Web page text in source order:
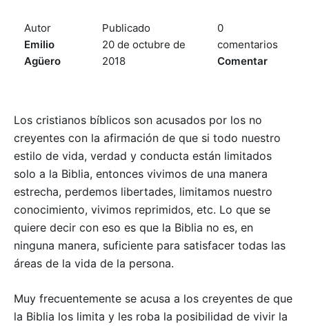
Autor
Emilio
Agüero
Publicado
20 de octubre de
2018
0
comentarios
Comentar
Los cristianos bíblicos son acusados por los no
creyentes con la afirmación de que si todo nuestro
estilo de vida, verdad y conducta están limitados
solo a la Biblia, entonces vivimos de una manera
estrecha, perdemos libertades, limitamos nuestro
conocimiento, vivimos reprimidos, etc. Lo que se
quiere decir con eso es que la Biblia no es, en
ninguna manera, suficiente para satisfacer todas las
áreas de la vida de la persona.
Muy frecuentemente se acusa a los creyentes de que
la Biblia los limita y les roba la posibilidad de vivir la